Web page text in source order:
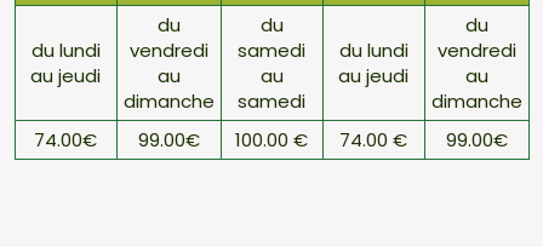
du lundi
au jeudi
du
vendredi
au
dimanche
du
samedi
au
samedi
du lundi
au jeudi
du
vendredi
au
dimanche
74.00€
99.00€ 100.00 € 74.00 € 99.00€